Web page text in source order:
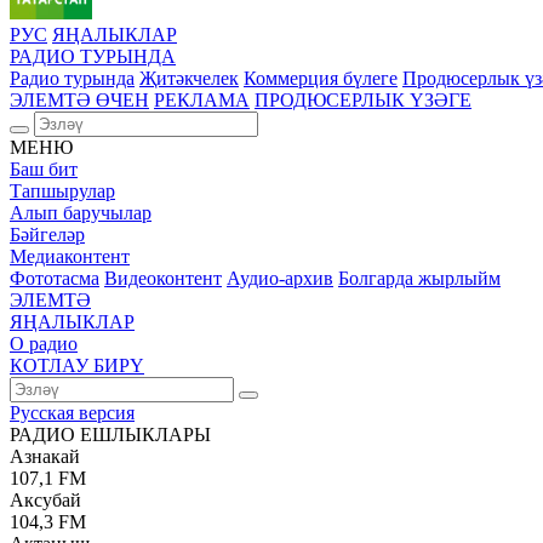
РУС ЯҢАЛЫКЛАР
РАДИО ТУРЫНДА
Радио турында Җитәкчелек Коммерция бүлеге Продюсерлык
ЭЛЕМТӘ ӨЧЕН РЕКЛАМА ПРОДЮСЕРЛЫК ҮЗӘГЕ
МЕНЮ
Баш бит
Тапшырулар
Алып баручылар
Бәйгеләр
Медиаконтент
Фототасма Видеоконтент Аудио-архив Болгарда жырлыйм
ЭЛЕМТӘ
ЯҢАЛЫКЛАР
О радио
КОТЛАУ БИРҮ
Русская версия
РАДИО ЕШЛЫКЛАРЫ
Азнакай
107,1 FM
Аксубай
104,3 FM